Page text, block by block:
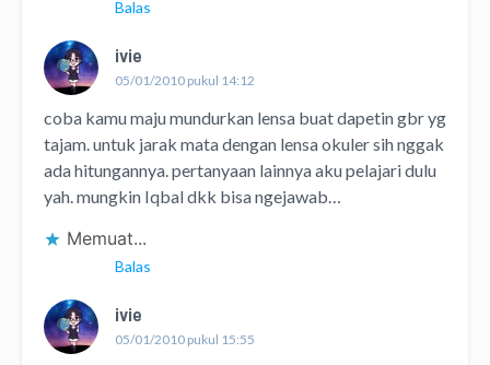
Balas
ivie
05/01/2010 pukul 14:12
coba kamu maju mundurkan lensa buat dapetin gbr yg
tajam. untuk jarak mata dengan lensa okuler sih nggak
ada hitungannya. pertanyaan lainnya aku pelajari dulu
yah. mungkin Iqbal dkk bisa ngejawab…
Memuat...
Balas
ivie
05/01/2010 pukul 15:55